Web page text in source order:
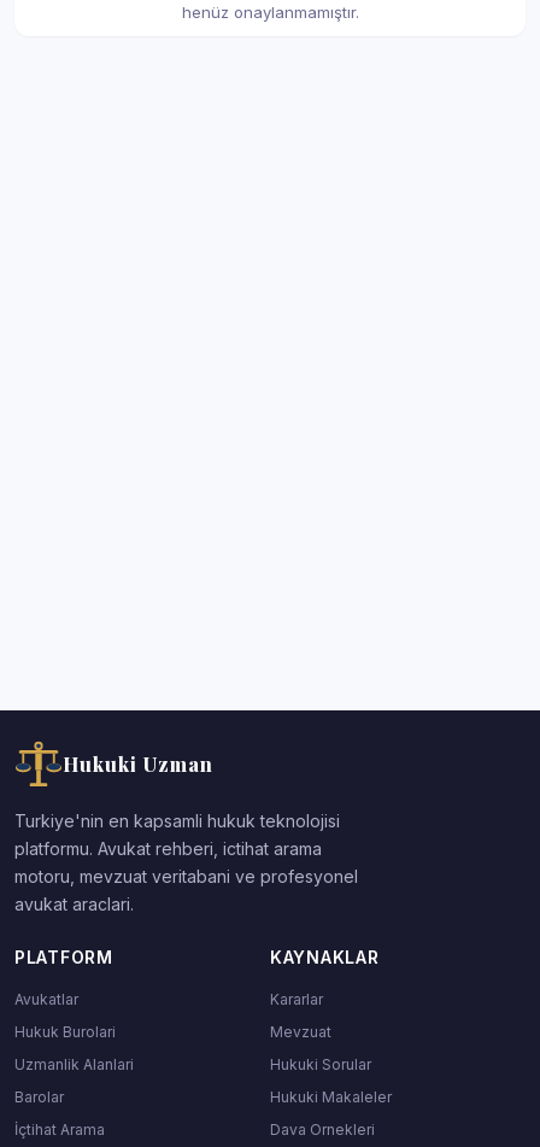
henüz onaylanmamıştır.
Hukuki Uzman
Turkiye'nin en kapsamli hukuk teknolojisi
platformu. Avukat rehberi, ictihat arama
motoru, mevzuat veritabani ve profesyonel
avukat araclari.
PLATFORM
Avukatlar
Hukuk Burolari
Uzmanlik Alanlari
Barolar
İçtihat Arama
KAYNAKLAR
Kararlar
Mevzuat
Hukuki Sorular
Hukuki Makaleler
Dava Ornekleri